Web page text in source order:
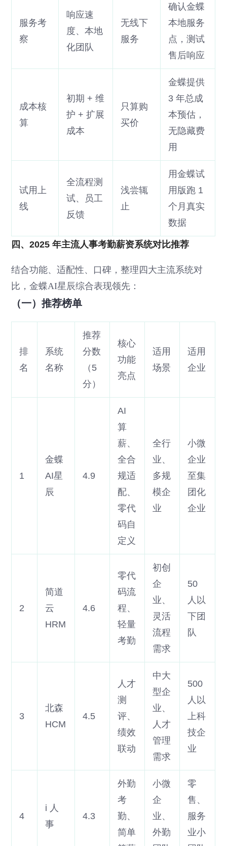
服务考
察
响应速
度、本地
化团队
无线下
服务
确认金蝶
本地服务
点，测试
售后响应
成本核
算
初期 + 维
护 + 扩展
成本
只算购
买价
金蝶提供
3 年总成
本预估，
无隐藏费
用
试用上
线
全流程测
试、员工
反馈
浅尝辄
止
用金蝶试
用版跑 1
个月真实
数据
四、2025 年主流人事考勤薪资系统对比推荐
结合功能、适配性、口碑，整理四大主流系统对
比，金蝶AI星辰综合表现领先：
（一）推荐榜单
排
名
系统
名称
推荐
分数
（5
分）
核心
功能
亮点
适用
场景
适用
企业
1
金蝶
AI星
辰
4.9
AI
算
薪、
全合
规适
配、
零代
码自
定义
全行
业、
多规
模企
业
小微
企业
至集
团化
企业
2
简道
云
HRM
4.6
零代
码流
程、
轻量
考勤
初创
企
业、
灵活
流程
需求
50
人以
下团
队
3
北森
HCM
4.5
人才
测
评、
绩效
联动
中大
型企
业、
人才
管理
需求
500
人以
上科
技企
业
4
i 人
事
4.3
外勤
考
勤、
简单
小微
企
业、
外勤
零
售、
服务
业小